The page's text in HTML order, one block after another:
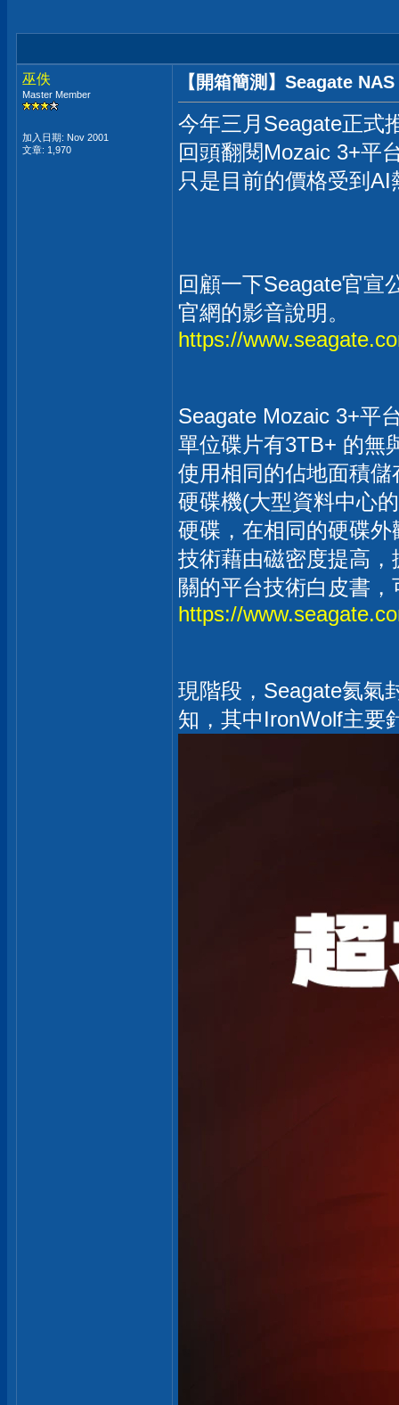
巫佚
Master Member
加入日期: Nov 2001
文章: 1,970
【開箱簡測】Seagate
今年三月Seagate正式
回頭翻閱Mozaic 3+平
只是目前的價格受到
回顧一下Seagate官
官網的影音說明。
https://
Seagate Mozaic 3+平
單位碟片有3TB+ 的無
使用相同的佔地面積
硬碟機(大型資料中心
硬碟，在相同的硬碟
技術藉由磁密度提高
關的平台技術白皮書
https://
現階段，Seagate氦氣
知，其中IronWolf主要